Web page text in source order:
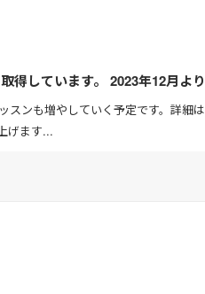
得しています。 2023年12月よ
英会話まで、あ...
スンも増やしていく予定です。詳
げます...